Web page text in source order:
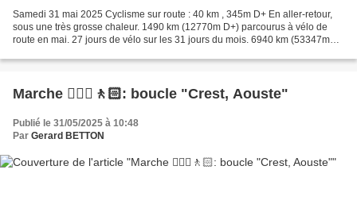
Samedi 31 mai 2025 Cyclisme sur route : 40 km , 345m D+ En aller-retour,
sous une très grosse chaleur. 1490 km (12770m D+) parcourus à vélo de
route en mai. 27 jours de vélo sur les 31 jours du mois. 6940 km (53347m
Marche 🚶🏼‍♂️🚶🏻: boucle "Crest, Aouste"
Publié le 31/05/2025 à 10:48
Par Gerard BETTON